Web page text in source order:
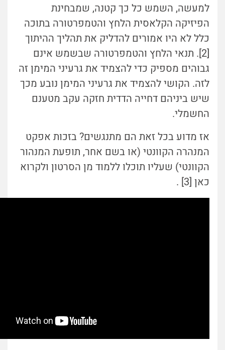
למעשה, השמש כל כך קטנה, שמבחינת
הפיזיקה הקלאסית הלחץ והטמפרטורה בתוכה
כלל לא היו אמורים להדליק את תהליך ההיתוך
[2]. תנאי הלחץ והטמפרטורה שבשמש אינם
גבוהים מספיק כדי להצמיד את גרעיני המימן זה
לזה. הקושי להצמיד את גרעיני המימן נובע מכך
שיש ביניהם דחייה הדדית חזקה עקב מטענם
החשמלי.
אז מדוע בכל זאת הם מתנגשים? בזכות אפקט
המנהרה הקוונטי (או בשם אחר, תופעת המנהור
הקוונטי) שעליו תוכלו ללמוד מן הסרטון ולקרוא
כאן [3] .